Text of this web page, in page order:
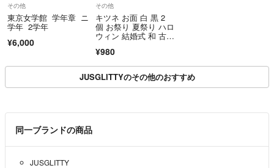
商品到着から5日以内にご連絡、返品受付後5日以内に当店に商品をご
返送ください。期限を過ぎた場合、初期不良等の場合でも対応いたしか
ねます。 必ず商品を受け取られた際に状態の確認をお願いいたしま
クリーニングやアフターサービス代等の商品代金以上のご請求、不良品
の場合の一部返金での対応などはお受けできません。
当アカウントはラクマ公式パートナーです。
◆特商法：https://fril.jp/ts/official/law/vtr/
◆返品特約：https://fril.jp/ts/official/law/vtr/#return_policy
その他
東京女学館 学年章 ニ
学年 2学年
¥6,000
その他
キツネ お面 白 黒 2
個 お祭り 夏祭り ハロ
ウィン 結婚式 和 古
¥980
JUSGLITTYのその他のおすすめ
同一ブランドの商品
JUSGLITTY